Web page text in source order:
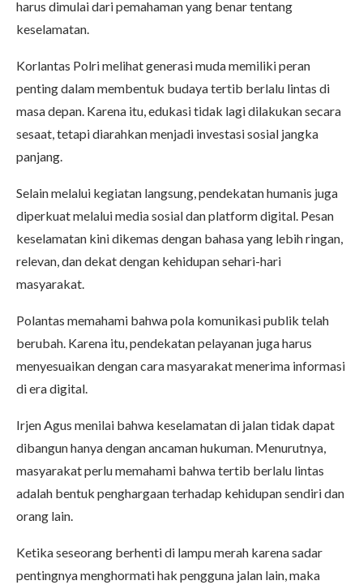
harus dimulai dari pemahaman yang benar tentang
keselamatan.
Korlantas Polri melihat generasi muda memiliki peran
penting dalam membentuk budaya tertib berlalu lintas di
masa depan. Karena itu, edukasi tidak lagi dilakukan secara
sesaat, tetapi diarahkan menjadi investasi sosial jangka
panjang.
Selain melalui kegiatan langsung, pendekatan humanis juga
diperkuat melalui media sosial dan platform digital. Pesan
keselamatan kini dikemas dengan bahasa yang lebih ringan,
relevan, dan dekat dengan kehidupan sehari-hari
masyarakat.
Polantas memahami bahwa pola komunikasi publik telah
berubah. Karena itu, pendekatan pelayanan juga harus
menyesuaikan dengan cara masyarakat menerima informasi
di era digital.
Irjen Agus menilai bahwa keselamatan di jalan tidak dapat
dibangun hanya dengan ancaman hukuman. Menurutnya,
masyarakat perlu memahami bahwa tertib berlalu lintas
adalah bentuk penghargaan terhadap kehidupan sendiri dan
orang lain.
Ketika seseorang berhenti di lampu merah karena sadar
pentingnya menghormati hak pengguna jalan lain, maka